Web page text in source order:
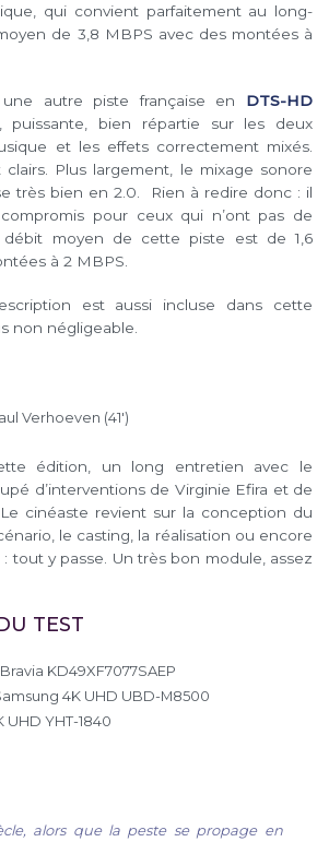
qui convient parfaitement au long-
de 3,8 MBPS avec des montées à
une autre piste française en DTS-HD
puissante, bien répartie sur les deux
et les effets correctement mixés.
clairs. Plus largement, le mixage sonore
très bien en 2.0. Rien à redire donc : il
compromis pour ceux qui n’ont pas de
débit moyen de cette piste est de 1,6
à 2 MBPS.
est aussi incluse dans cette
non négligeable.
Verhoeven (41′)
édition, un long entretien avec le
d’interventions de Virginie Efira et de
cinéaste revient sur la conception du
le casting, la réalisation ou encore
tout y passe. Un très bon module, assez
TEST
KD49XF7077SAEP
4K UHD UBD-M8500
UHD YHT-1840
alors que la peste se propage en